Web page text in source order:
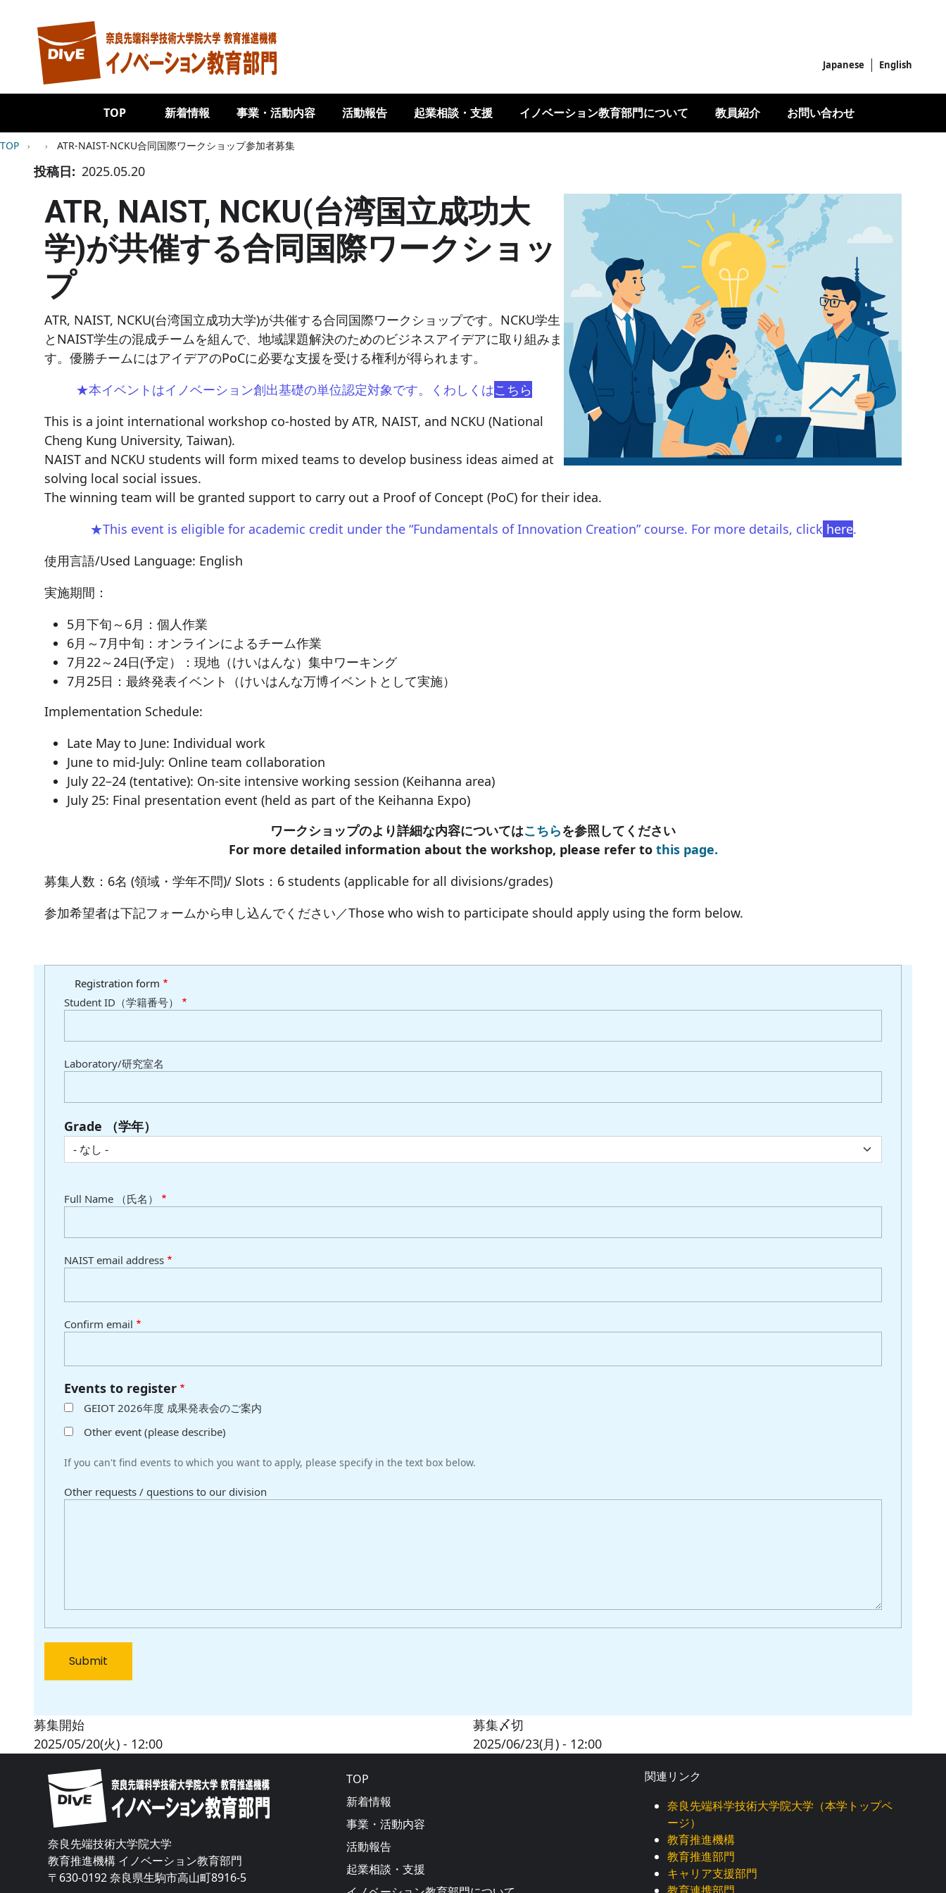
Japanese English
Main navigation
TOP 新着情報 事業・活動内容 活動報告 起業相談・支援 イノベーション教育部門について 教員紹介 お問い合わせ
パンくず
TOP ATR-NAIST-NCKU合同国際ワークショップ参加者募集
投稿日 2025.05.20
Image
ATR, NAIST, NCKU(台湾国立成功大
学)が共催する合同国際ワークショッ
プ
ATR, NAIST, NCKU(台湾国立成功大学)が共催する合同国際ワークショップです。NCKU学生
とNAIST学生の混成チームを組んで、地域課題解決のためのビジネスアイデアに取り組みま
す。優勝チームにはアイデアのPoCに必要な支援を受ける権利が得られます。
★本イベントはイノベーション創出基礎の単位認定対象です。くわしくはこちら
This is a joint international workshop co-hosted by ATR, NAIST, and NCKU (National
Cheng Kung University, Taiwan).
NAIST and NCKU students will form mixed teams to develop business ideas aimed at
solving local social issues.
The winning team will be granted support to carry out a Proof of Concept (PoC) for their idea.
★This event is eligible for academic credit under the “Fundamentals of Innovation Creation” course. For more details, click here.
使用言語/Used Language: English
実施期間：
5月下旬～6月：個人作業
6月～7月中旬：オンラインによるチーム作業
7月22～24日(予定）：現地（けいはんな）集中ワーキング
7月25日：最終発表イベント（けいはんな万博イベントとして実施）
Implementation Schedule:
Late May to June: Individual work
June to mid-July: Online team collaboration
July 22–24 (tentative): On-site intensive working session (Keihanna area)
July 25: Final presentation event (held as part of the Keihanna Expo)
ワークショップのより詳細な内容についてはこちらを参照してください
For more detailed information about the workshop, please refer to this page.
募集人数：6名 (領域・学年不問)/ Slots：6 students (applicable for all divisions/grades)
参加希望者は下記フォームから申し込んでください／Those who wish to participate should apply using the form below.
Registration form
Student ID（学籍番号）
Laboratory/研究室名
Grade （学年）
Grade （学年）
Full Name （氏名）
NAIST email address
NAIST email address
Confirm email
Events to register
GEIOT 2026年度 成果発表会のご案内
Other event (please describe)
If you can't find events to which you want to apply, please specify in the text box below.
Other requests / questions to our division
募集開始
2025/05/20(火) - 12:00
募集〆切
2025/06/23(月) - 12:00
Image
奈良先端技術大学院大学
教育推進機構 イノベーション教育部門
〒630-0192 奈良県生駒市高山町8916-5
Main navigation
TOP
新着情報
事業・活動内容
活動報告
起業相談・支援
関連リンク
奈良先端科学技術大学院大学（本学トップペ
ージ）
教育推進機構
教育推進部門
キャリア支援部門